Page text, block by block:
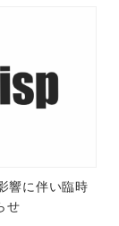
響に伴い臨時
せ